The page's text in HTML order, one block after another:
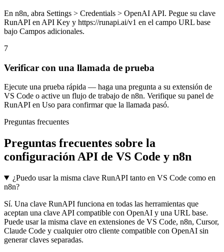
En n8n, abra Settings > Credentials > OpenAI API. Pegue su clave
RunAPI en API Key y https://runapi.ai/v1 en el campo URL base
bajo Campos adicionales.
7
Verificar con una llamada de prueba
Ejecute una prueba rápida — haga una pregunta a su extensión de
VS Code o active un flujo de trabajo de n8n. Verifique su panel de
RunAPI en Uso para confirmar que la llamada pasó.
Preguntas frecuentes
Preguntas frecuentes sobre la
configuración API de VS Code y n8n
¿Puedo usar la misma clave RunAPI tanto en VS Code como en
n8n?
Sí. Una clave RunAPI funciona en todas las herramientas que
aceptan una clave API compatible con OpenAI y una URL base.
Puede usar la misma clave en extensiones de VS Code, n8n, Cursor,
Claude Code y cualquier otro cliente compatible con OpenAI sin
generar claves separadas.